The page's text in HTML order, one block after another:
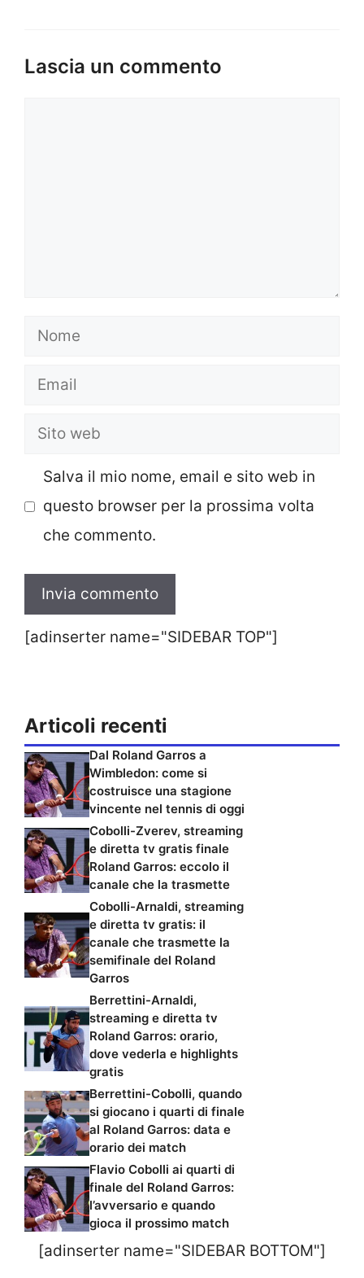
Lascia un commento
Nome
Email
Sito
Salva il mio nome, email e sito web in
questo browser per la prossima volta
che commento.
[adinserter name="SIDEBAR TOP"]
Articoli recenti
Dal Roland Garros a
Wimbledon: come si
costruisce una stagione
vincente nel tennis di oggi
Cobolli-Zverev, streaming
e diretta tv gratis finale
Roland Garros: eccolo il
canale che la trasmette
Cobolli-Arnaldi, streaming
e diretta tv gratis: il
canale che trasmette la
semifinale del Roland
Garros
Berrettini-Arnaldi,
streaming e diretta tv
Roland Garros: orario,
dove vederla e highlights
gratis
Berrettini-Cobolli, quando
si giocano i quarti di finale
al Roland Garros: data e
orario dei match
Flavio Cobolli ai quarti di
finale del Roland Garros:
l’avversario e quando
gioca il prossimo match
[adinserter name="SIDEBAR BOTTOM"]